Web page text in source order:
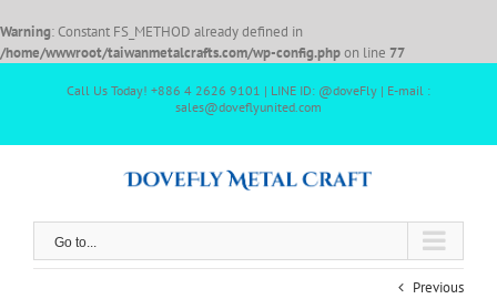
Warning: Constant FS_METHOD already defined in
/home/wwwroot/taiwanmetalcrafts.com/wp-config.phpon line 77
Call Us Today! +886 4 2626 9101 | LINE ID: @doveFly | E-mail :
sales@doveflyunited.com
Go to...
Previous